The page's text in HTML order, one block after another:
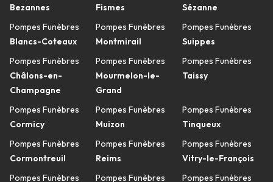
Bezannes
Pompes Funèbres
Blancs-Coteaux
Pompes Funèbres
Châlons-en-
Champagne
Pompes Funèbres
Cormicy
Pompes Funèbres
Cormontreuil
Pompes Funèbres
Fismes
Pompes Funèbres
Montmirail
Pompes Funèbres
Mourmelon-le-
Grand
Pompes Funèbres
Muizon
Pompes Funèbres
Reims
Pompes Funèbres
Sézanne
Pompes Funèbres
Suippes
Pompes Funèbres
Taissy
Pompes Funèbres
Tinqueux
Pompes Funèbres
Vitry-le-François
Pompes Funèbres